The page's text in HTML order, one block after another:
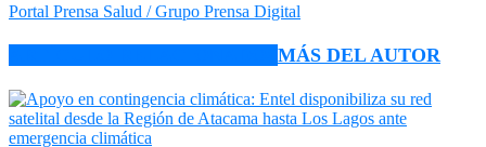
Portal Prensa Salud / Grupo Prensa Digital
MÁS DEL AUTOR